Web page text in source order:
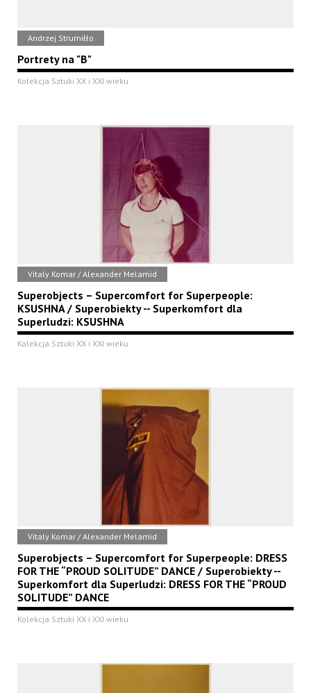
Andrzej Strumiłło
Portrety na "B"
Kolekcja Sztuki XX i XXI wieku
Vitaly Komar / Alexander Melamid
Superobjects – Supercomfort for Superpeople:
KSUSHNA / Superobiekty -- Superkomfort dla
Superludzi: KSUSHNA
Kolekcja Sztuki XX i XXI wieku
Vitaly Komar / Alexander Melamid
Superobjects – Supercomfort for Superpeople: DRESS
FOR THE “PROUD SOLITUDE” DANCE / Superobiekty --
Superkomfort dla Superludzi: DRESS FOR THE “PROUD
SOLITUDE” DANCE
Kolekcja Sztuki XX i XXI wieku